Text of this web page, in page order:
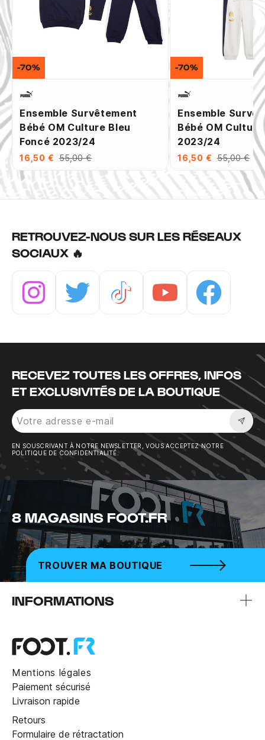
Ensemble Survêtement
Bébé OM Culture Bleu
Foncé 2023/24
16,50 € 55,00 €
-70%
Ensemble
Bébé OM
2023/24
16,50 € 55,00 €
-70%
RETROUVEZ-NOUS SUR LES RÉSEAUX
SOCIAUX 🔥
RECEVEZ TOUTES LES OFFRES, INFOS
ET EXCLUSIVITÉS DE LA BOUTIQUE
EN SOUSCRIVANT À NOTRE NEWSLETTER, VOUS ACCEPTEZ NOTRE
POLITIQUE DE CONFIDENTIALITÉ.
8 MAGASINS FOOT.FR
TROUVER MA BOUTIQUE
INFORMATIONS
Mentions légales
Paiement sécurisé
Livraison rapide
Retours
Formulaire de rétractation